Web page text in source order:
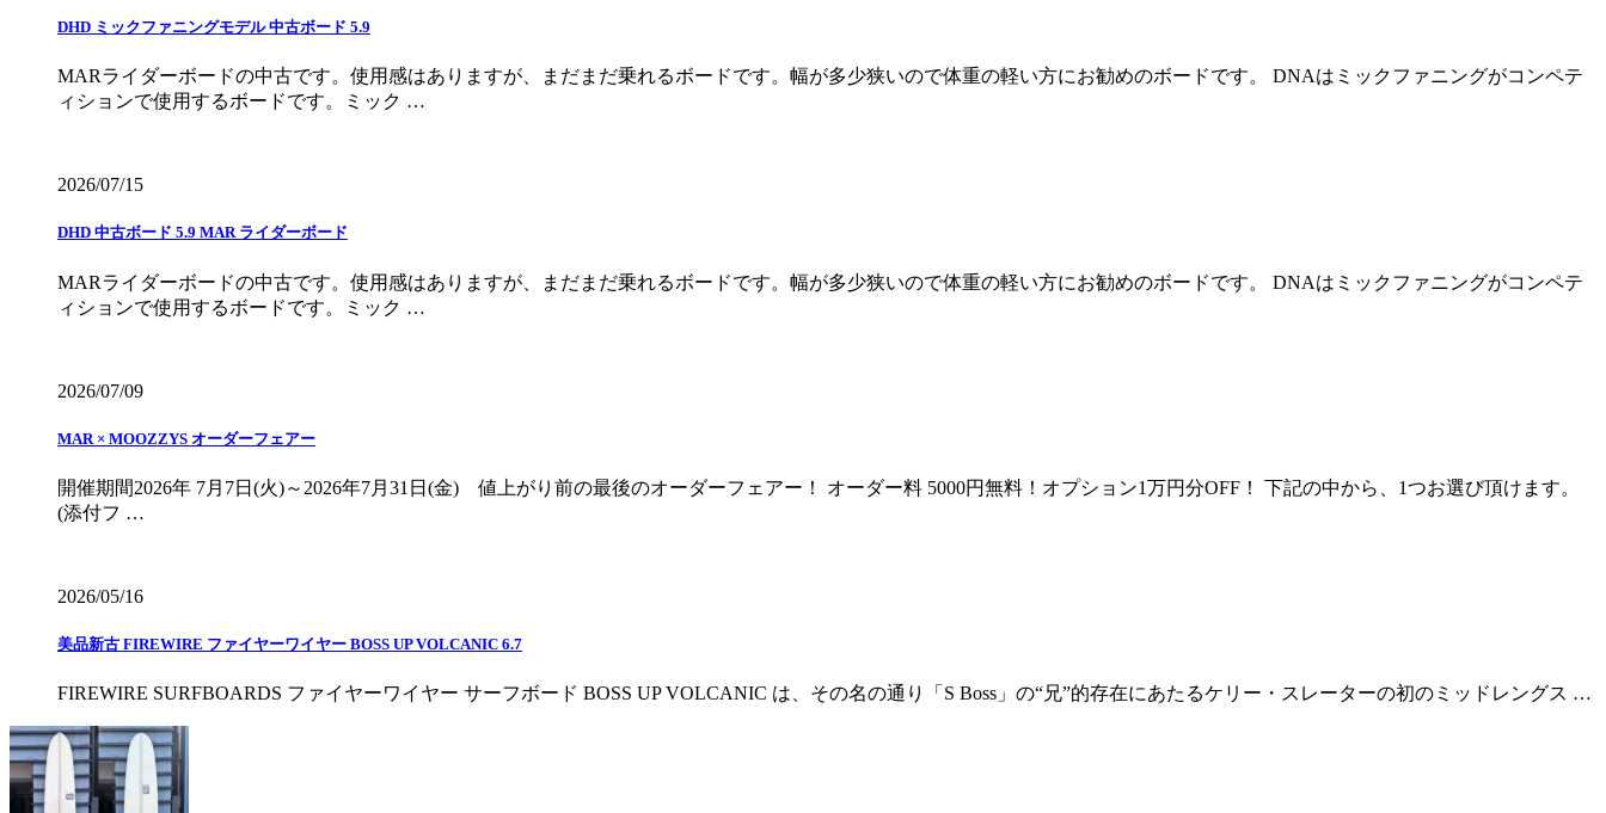
DHD ミックファニングモデル 中古ボード 5.9
MARライダーボードの中古です。使用感はありますが、まだまだ乗れるボードです。幅が多少狭いので体重の軽い方にお勧めのボードです。 DNAはミックファニングがコンペテ
ィションで使用するボードです。ミック …
2026/07/15
DHD 中古ボード 5.9 MAR ライダーボード
MARライダーボードの中古です。使用感はありますが、まだまだ乗れるボードです。幅が多少狭いので体重の軽い方にお勧めのボードです。 DNAはミックファニングがコンペテ
ィションで使用するボードです。ミック …
2026/07/09
MAR × MOOZZYS オーダーフェアー
開催期間2026年 7月7日(火)～2026年7月31日(金) 値上がり前の最後のオーダーフェアー！ オーダー料 5000円無料！オプション1万円分OFF！ 下記の中から、1つお選び頂けます。
(添付フ …
2026/05/16
美品新古 FIREWIRE ファイヤーワイヤー BOSS UP VOLCANIC 6.7
FIREWIRE SURFBOARDS ファイヤーワイヤー サーフボード BOSS UP VOLCANIC は、その名の通り「S Boss」の“兄”的存在にあたるケリー・スレーターの初のミッドレングス …